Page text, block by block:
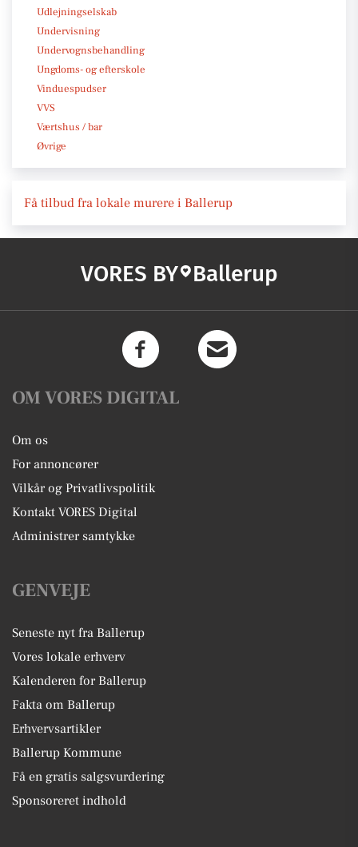
Udlejningselskab
Undervisning
Undervognsbehandling
Ungdoms- og efterskole
Vinduespudser
VVS
Værtshus / bar
Øvrige
Få tilbud fra lokale murere i Ballerup
VORES BY Ballerup
OM VORES DIGITAL
Om os
For annoncører
Vilkår og Privatlivspolitik
Kontakt VORES Digital
Administrer samtykke
GENVEJE
Seneste nyt fra Ballerup
Vores lokale erhverv
Kalenderen for Ballerup
Fakta om Ballerup
Erhvervsartikler
Ballerup Kommune
Få en gratis salgsvurdering
Sponsoreret indhold